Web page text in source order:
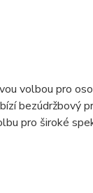
volbou pro
bezúdržbový
pro široké